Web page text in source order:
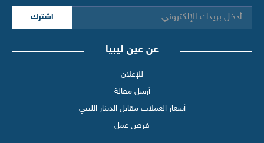
اشترك
عن عين ليبيا
للإعلان
أرسل مقالة
أسعار العملات مقابل الدينار الليبي
فرص عمل